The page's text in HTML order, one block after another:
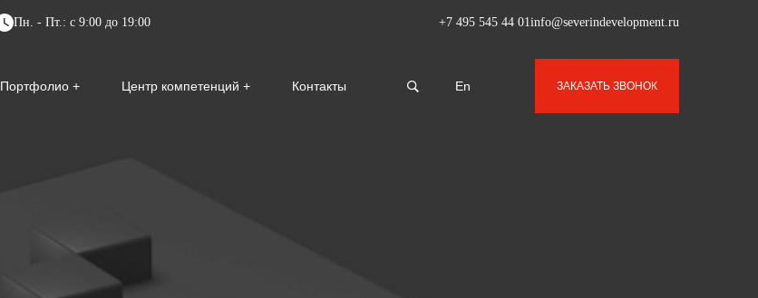
Пн. - Пт.: с 9:00 до 19:00 +7 495 545 44 01info@severindevelopment.ru
Портфолио Центр компетенций Контакты En ЗАКАЗАТЬ ЗВОНОК